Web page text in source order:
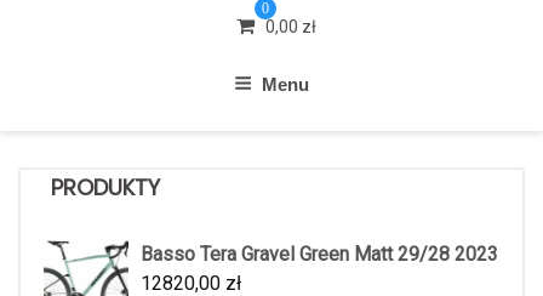
0
0,00 zł
Menu
PRODUKTY
Basso Tera Gravel Green Matt 29/28 2023
12820,00 zł